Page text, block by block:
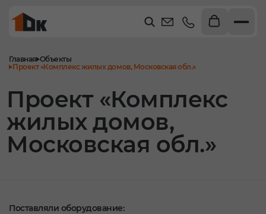
Проект «Комплекс
жилых домов,
Московская обл.»
Главная Объекты
Проект «Комплекс жилых домов, Московская обл.»
Поставляли оборудование: